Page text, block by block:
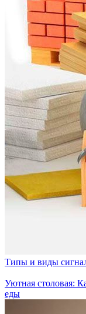
Типы и виды
Уютная столовая:
еды